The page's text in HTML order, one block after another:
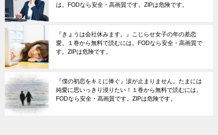
は。FODなら安全・高画質です。ZIPは危険です。
『きょうは会社休みます。』こじらせ女子の年の差恋
愛。１巻から無料で読むには。FODなら安全・高画質で
す。ZIPは危険です。
『僕の初恋をキミに捧ぐ』涙が止まりません。たまには
純愛に思いっきり浸りたい！１巻から無料で読むには。
FODなら安全・高画質です。ZIPは危険です。